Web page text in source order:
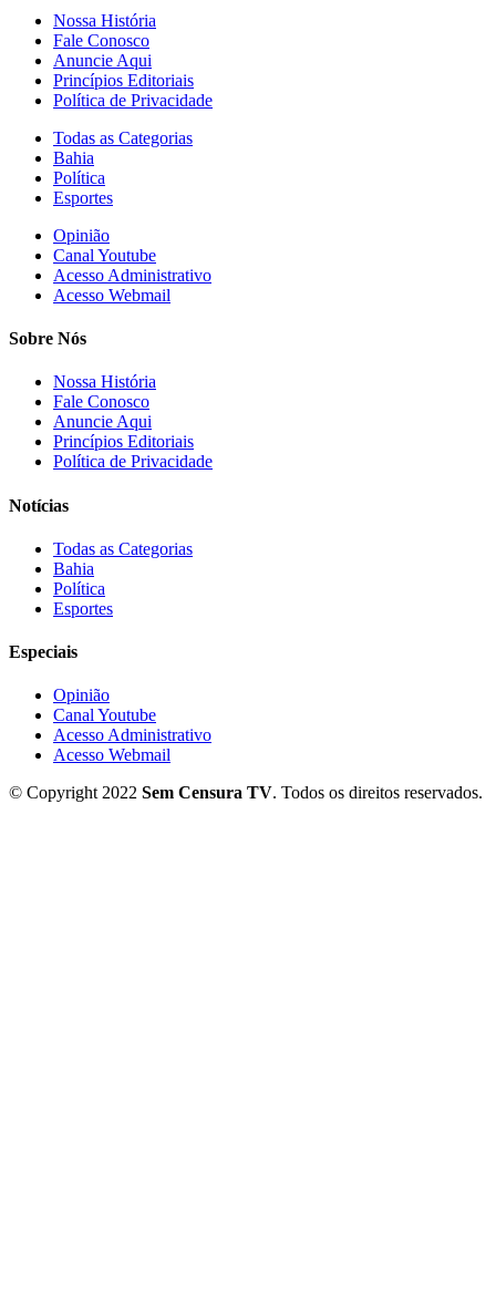
Nossa História
Fale Conosco
Anuncie Aqui
Princípios Editoriais
Política de Privacidade
Todas as Categorias
Bahia
Política
Esportes
Opinião
Canal Youtube
Acesso Administrativo
Acesso Webmail
Sobre Nós
Nossa História
Fale Conosco
Anuncie Aqui
Princípios Editoriais
Política de Privacidade
Notícias
Todas as Categorias
Bahia
Política
Esportes
Especiais
Opinião
Canal Youtube
Acesso Administrativo
Acesso Webmail
© Copyright 2022 Sem Censura TV. Todos os direitos reservados.